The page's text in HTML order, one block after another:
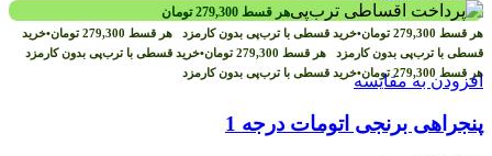
هر قسط 279,300 تومان
هر قسط 279,300 تومان•خرید قسطی با ترب‌پی بدون کارمزد هر قسط 279,300 تومان•خرید
قسطی با ترب‌پی بدون کارمزد هر قسط 279,300 تومان•خرید قسطی با ترب‌پی بدون کارمزد
هر قسط 279,300 تومان•خرید قسطی با ترب‌پی بدون کارمزدافزودن به مقایسه
پنجراهی برنجی اتومات درجه 1